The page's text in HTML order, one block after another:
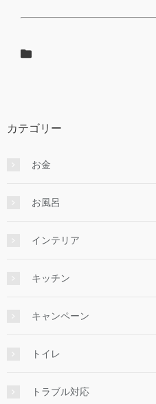
カテゴリー
お金
お風呂
インテリア
キッチン
キャンペーン
トイレ
トラブル対応